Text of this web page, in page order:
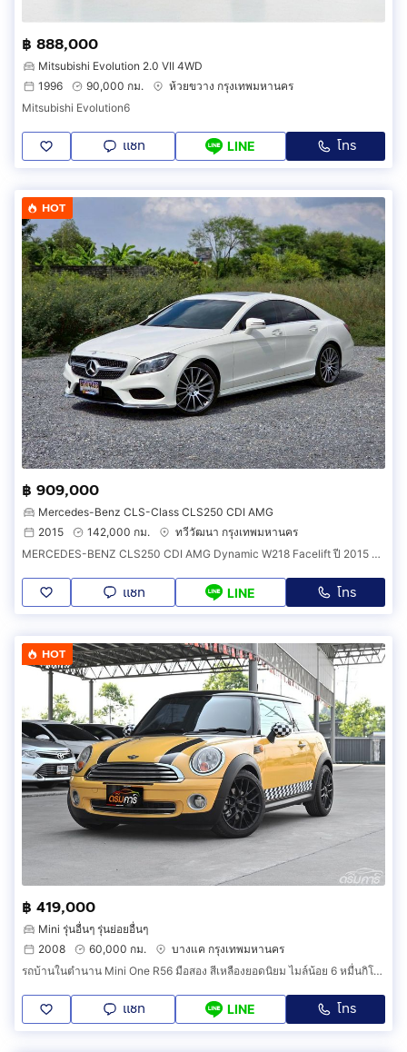
฿ 888,000
Mitsubishi Evolution 2.0 VII 4WD
1996
90,000 กม.
ห้วยขวาง กรุงเทพมหานคร
Mitsubishi Evolution6
แชท LINE โทร
HOT
฿ 909,000
Mercedes-Benz CLS-Class CLS250 CDI AMG
2015
142,000 กม.
ทวีวัฒนา กรุงเทพมหานคร
MERCEDES-BENZ CLS250 CDI AMG Dynamic W218 Facelift ปี 2015 สปอร์ตคูเป้ดีเซลสุดหรู แรง ประหยัด
แชท LINE โทร
HOT
฿ 419,000
Mini รุ่นอื่นๆ รุ่นย่อยอื่นๆ
2008
60,000 กม.
บางแค กรุงเทพมหานคร
รถบ้านในตำนาน Mini One R56 มือสอง สีเหลืองยอดนิยม ไมล์น้อย 6 หมื่นกิโล รถแท้ออกศูนย์มิลเลเนียม (GAG)
แชท LINE โทร